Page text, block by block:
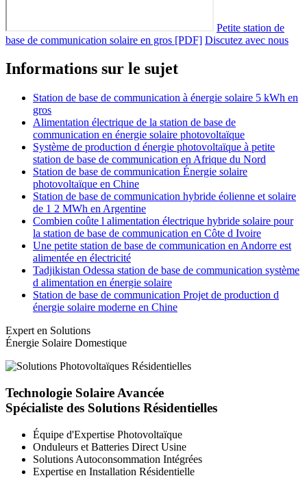
Petite station de
base de communication solaire en gros [PDF] Discutez avec nous
Informations sur le sujet
Station de base de communication à énergie solaire 5 kWh en
gros
Alimentation électrique de la station de base de
communication en énergie solaire photovoltaïque
Système de production d énergie photovoltaïque à petite
station de base de communication en Afrique du Nord
Station de base de communication Énergie solaire
photovoltaïque en Chine
Station de base de communication hybride éolienne et solaire
de 1 2 MWh en Argentine
Combien coûte l alimentation électrique hybride solaire pour
la station de base de communication en Côte d Ivoire
Une petite station de base de communication en Andorre est
alimentée en électricité
Tadjikistan Odessa station de base de communication système
d alimentation en énergie solaire
Station de base de communication Projet de production d
énergie solaire moderne en Chine
Expert en Solutions
Énergie Solaire Domestique
Technologie Solaire Avancée
Spécialiste des Solutions Résidentielles
Équipe d'Expertise Photovoltaïque
Onduleurs et Batteries Direct Usine
Solutions Autoconsommation Intégrées
Expertise en Installation Résidentielle